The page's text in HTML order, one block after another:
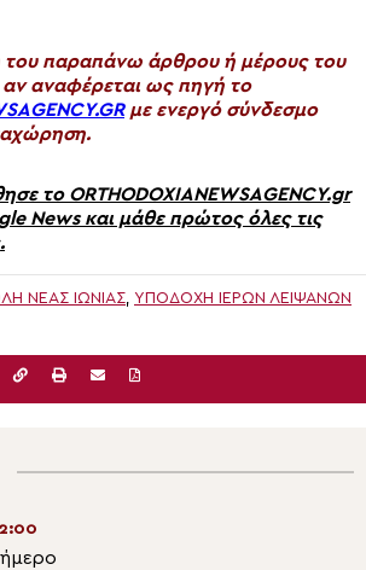
του παραπάνω άρθρου ή μέρους του
αν αναφέρεται ως πηγή το
με ενεργό σύνδεσμο
το ORTHODOXIANEWSAGENCY.gr
News και μάθε πρώτος όλες τις
ΝΈΑΣ ΙΩΝΊΑΣ, ΥΠΟΔΟΧΉ ΙΕΡΏΝ ΛΕΙΨΆΝΩΝ